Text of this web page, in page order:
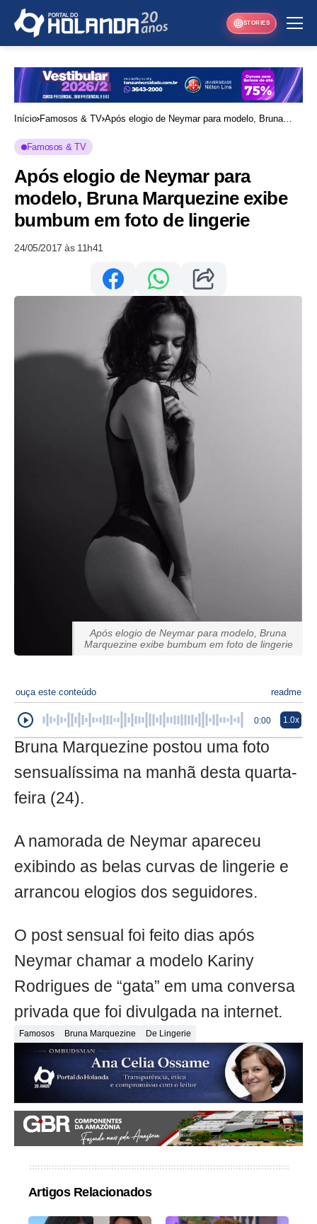
STORIES
Início Famosos & TV Após elogio de Neymar para modelo, Bruna
Famosos & TV
Após elogio de Neymar para
modelo, Bruna Marquezine exibe
bumbum em foto de lingerie
24/05/2017 às 11h41
Após elogio de Neymar para modelo, Bruna
Marquezine exibe bumbum em foto de lingerie
ouça este conteúdo readme
0:00 1.0x
Bruna Marquezine postou uma foto
sensualíssima na manhã desta quarta-
feira (24).
A namorada de Neymar apareceu
exibindo as belas curvas de lingerie e
arrancou elogios dos seguidores.
O post sensual foi feito dias após
Neymar chamar a modelo Kariny
Rodrigues de “gata” em uma conversa
privada que foi divulgada na internet.
Famosos Bruna Marquezine De Lingerie
Artigos Relacionados